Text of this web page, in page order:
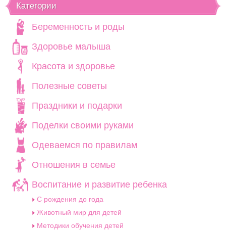
Категории
Беременность и роды
Здоровье малыша
Красота и здоровье
Полезные советы
Праздники и подарки
Поделки своими руками
Одеваемся по правилам
Отношения в семье
Воспитание и развитие ребенка
C рождения до года
Животный мир для детей
Методики обучения детей